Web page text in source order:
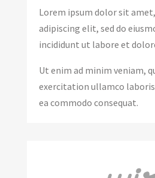
Lorem ipsum dolor sit
adipiscing elit, sed do
incididunt ut labore et
Ut enim ad minim veniam,
exercitation ullamco
ea commodo consequat.